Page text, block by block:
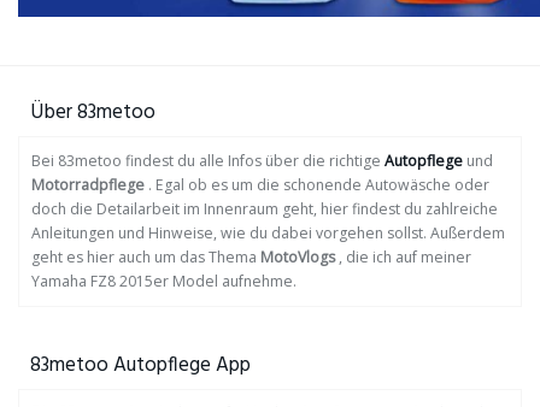
Über 83metoo
Bei 83metoo findest du alle Infos über die richtige Autopflege und
Motorradpflege . Egal ob es um die schonende Autowäsche oder
doch die Detailarbeit im Innenraum geht, hier findest du zahlreiche
Anleitungen und Hinweise, wie du dabei vorgehen sollst. Außerdem
geht es hier auch um das Thema MotoVlogs, die ich auf meiner
Yamaha FZ8 2015er Model aufnehme.
83metoo Autopflege App